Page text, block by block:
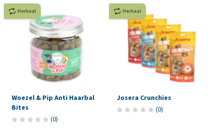
Herhaal
Woezel & Pip Anti Haarbal
Bites
(0)
Herhaal
Josera Crunchies
(0)